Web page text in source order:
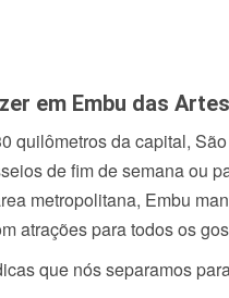
em Embu das Artes
quilômetros da capital,
de fim de semana ou
metropolitana, Embu
atrações para todos os
que nós separamos